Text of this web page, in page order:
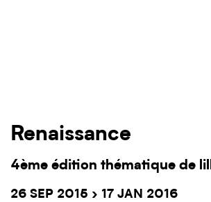
Renaissance
4ème édition thématique de
26 SEP 2015 › 17 JAN 2016